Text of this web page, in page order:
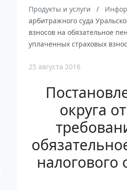
Продукты и услуги
арбитражного суда
взносов на обязательное
уплаченных страховых
25 августа 2016
округа